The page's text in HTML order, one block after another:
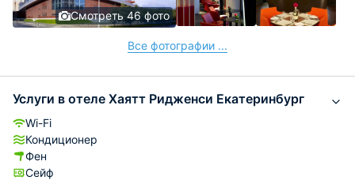
Смотреть 46 фото
Все фотографии ...
Услуги в отеле Хаятт Ридженси Екатеринбург
Wi-Fi
Кондиционер
Фен
Сейф